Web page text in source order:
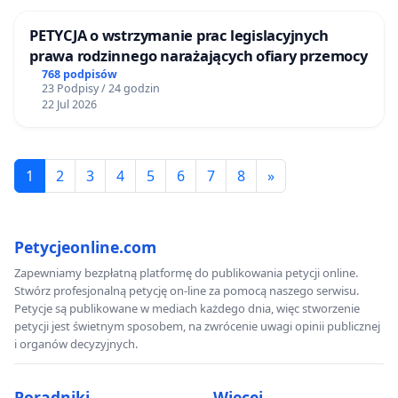
PETYCJA o wstrzymanie prac legislacyjnych
prawa rodzinnego narażających ofiary przemocy
768 podpisów
23 Podpisy / 24 godzin
22 Jul 2026
1 2 3 4 5 6 7 8 »
Petycjeonline.com
Zapewniamy bezpłatną platformę do publikowania petycji online.
Stwórz profesjonalną petycję on-line za pomocą naszego serwisu.
Petycje są publikowane w mediach każdego dnia, więc stworzenie
petycji jest świetnym sposobem, na zwrócenie uwagi opinii publicznej
i organów decyzyjnych.